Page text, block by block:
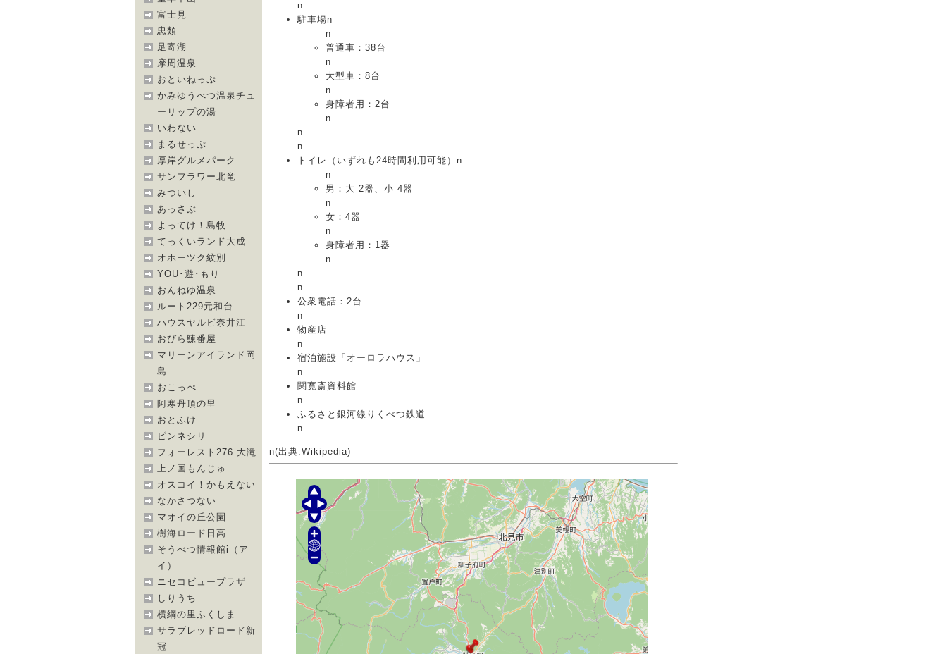
富士見
忠類
足寄湖
摩周温泉
おといねっぷ
かみゆうべつ温泉チュ
ーリップの湯
いわない
まるせっぷ
厚岸グルメパーク
サンフラワー北竜
みついし
あっさぶ
よってけ！島牧
てっくいランド大成
オホーツク紋別
YOU･遊･もり
おんねゆ温泉
ルート229元和台
ハウスヤルビ奈井江
おびら鰊番屋
マリーンアイランド岡
島
おこっぺ
阿寒丹頂の里
おとふけ
ピンネシリ
フォーレスト276 大滝
上ノ国もんじゅ
オスコイ！かもえない
なかさつない
マオイの丘公園
樹海ロード日高
そうべつ情報館i（ア
イ）
ニセコビュープラザ
しりうち
横綱の里ふくしま
サラブレッドロード新
冠
n
駐車場n
n
普通車：38台
n
大型車：8台
n
身障者用：2台
n
n
n
トイレ（いずれも24時間利用可能）n
n
男：大 2器、小 4器
n
女：4器
n
身障者用：1器
n
n
n
公衆電話：2台
n
物産店
n
宿泊施設「オーロラハウス」
n
関寛斎資料館
n
ふるさと銀河線りくべつ鉄道
n
n(出典:Wikipedia)